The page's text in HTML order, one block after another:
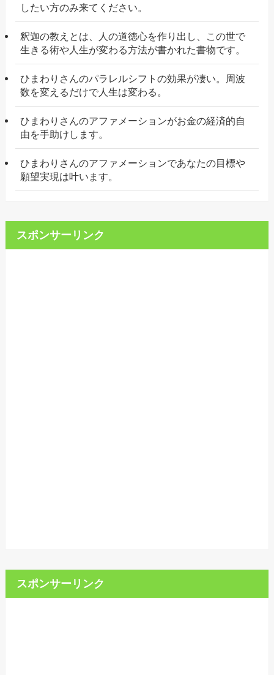
したい方のみ来てください。
釈迦の教えとは、人の道徳心を作り出し、この世で
生きる術や人生が変わる方法が書かれた書物です。
ひまわりさんのパラレルシフトの効果が凄い。周波
数を変えるだけで人生は変わる。
ひまわりさんのアファメーションがお金の経済的自
由を手助けします。
ひまわりさんのアファメーションであなたの目標や
願望実現は叶います。
スポンサーリンク
スポンサーリンク